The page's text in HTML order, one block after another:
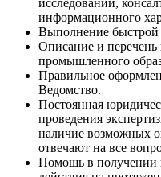
исследований,
информационного
Выполнение быстрой
Описание и перечень
промышленного
Правильное
Ведомство.
Постоянная
проведения
наличие возможных
отвечают на все
Помощь в получении